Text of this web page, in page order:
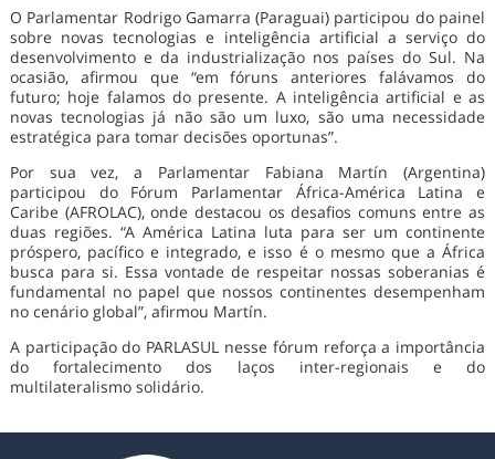
O Parlamentar Rodrigo Gamarra (Paraguai) participou do painel
sobre novas tecnologias e inteligência artificial a serviço do
desenvolvimento e da industrialização nos países do Sul. Na
ocasião, afirmou que “em fóruns anteriores falávamos do
futuro; hoje falamos do presente. A inteligência artificial e as
novas tecnologias já não são um luxo, são uma necessidade
estratégica para tomar decisões oportunas”.
Por sua vez, a Parlamentar Fabiana Martín (Argentina)
participou do Fórum Parlamentar África-América Latina e
Caribe (AFROLAC), onde destacou os desafios comuns entre as
duas regiões. “A América Latina luta para ser um continente
próspero, pacífico e integrado, e isso é o mesmo que a África
busca para si. Essa vontade de respeitar nossas soberanias é
fundamental no papel que nossos continentes desempenham
no cenário global”, afirmou Martín.
A participação do PARLASUL nesse fórum reforça a importância
do fortalecimento dos laços inter-regionais e do
multilateralismo solidário.